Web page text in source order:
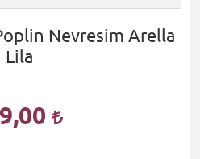
Nevresim Arella
Lila